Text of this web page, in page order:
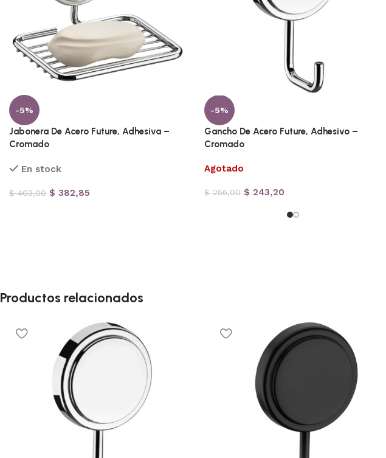
-5%
Jabonera De Acero Future, Adhesiva –
Cromado
En stock
$403,00 $ 382,85
-5%
Gancho De Acero Future, Adhesivo –
Cromado
Agotado
$256,00 $ 243,20
Productos relacionados